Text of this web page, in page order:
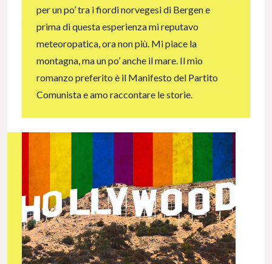
per un po’ tra i fiordi norvegesi di Bergen e
prima di questa esperienza mi reputavo
meteoropatica, ora non più. Mi piace la
montagna, ma un po’ anche il mare. Il mio
romanzo preferito è il Manifesto del Partito
Comunista e amo raccontare le storie.